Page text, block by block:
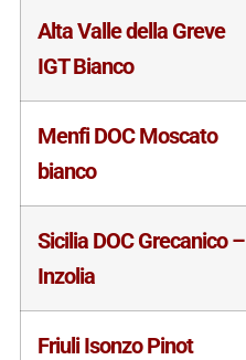
Alta Valle della Greve
IGT Bianco
Menfi DOC Moscato
bianco
Sicilia DOC Grecanico –
Inzolia
Friuli Isonzo Pinot